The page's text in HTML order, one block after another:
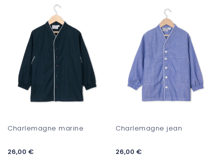
Charlemagne marine
26,00 €
Charlemagne jean
26,00 €